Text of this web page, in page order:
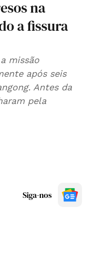
na
a fissura
missão
após seis
Antes da
pela
Siga-nos